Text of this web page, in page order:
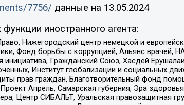
7756/ данные на 13.05.2024
иностранного агента:
Нижегородский центр немецкой и
Фонд борьбы с коррупцией, Альянс
инициатива, Гражданский Союз, Хасдей
Институт глобализации и социальных
прав граждан, Благотворительный фонд
Апрель, Самарская губерния, Эра
Центр СИБАЛЬТ, Уральская правозащитная